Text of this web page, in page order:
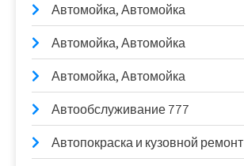
Автомойка, Автомойка
Автомойка, Автомойка
Автомойка, Автомойка
Автообслуживание 777
Автопокраска и кузовной ремонт